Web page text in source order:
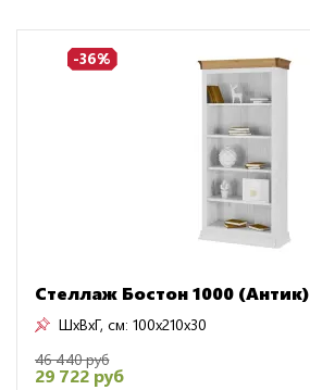
-36%
Стеллаж Бостон 1000 (Антик)
ШxВxГ, см: 100x210x30
46 440 руб
29 722 руб